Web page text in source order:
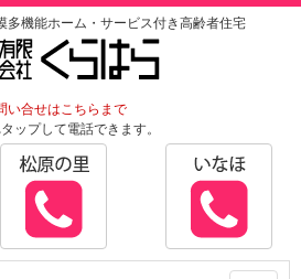
多機能ホーム・サービス付き高齢者住宅
い合せはこちらまで
ップして電話できます。